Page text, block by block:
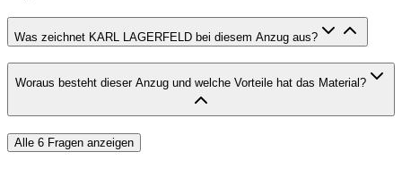
Was zeichnet KARL LAGERFELD bei diesem Anzug aus?
Woraus besteht dieser Anzug und welche Vorteile hat das Material?
Alle 6 Fragen anzeigen